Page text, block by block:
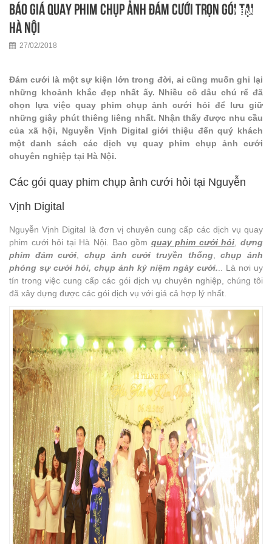
Báo giá quay phim chụp ảnh đám cưới trọn gói tại
Hà Nội
27/02/2018
Đám cưới là một sự kiện lớn trong đời, ai cũng muốn ghi lại
những khoảnh khắc đẹp nhất ấy. Nhiều cô dâu chú rể đã
chọn lựa việc quay phim chụp ảnh cưới hỏi để lưu giữ
những giây phút thiêng liêng nhất. Nhận thấy được nhu cầu
của xã hội, Nguyễn Vịnh Digital giới thiệu đến quý khách
một danh sách các dịch vụ quay phim chụp ảnh cưới
chuyên nghiệp tại Hà Nội.
Các gói quay phim chụp ảnh cưới hỏi tại Nguyễn
Vịnh Digital
Nguyễn Vịnh Digital là đơn vị chuyên cung cấp các dịch vụ quay
phim cưới hỏi tại Hà Nội. Bao gồm quay phim cưới hỏi ,dựng
phim đám cưới ,chụp ảnh cưới truyền thống,chụp ảnh
phóng sự cưới hỏi, chụp ảnh kỷ niệm ngày cưới. .. Là nơi uy
tín trong việc cung cấp các gói dịch vụ chuyên nghiệp, chúng tôi
đã xây dựng được các gói dịch vụ với giá cả hợp lý nhất.